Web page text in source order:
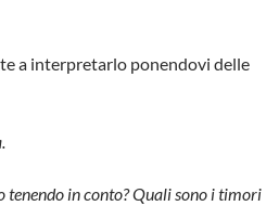
a interpretarlo ponendovi delle
in conto? Quali sono i timori